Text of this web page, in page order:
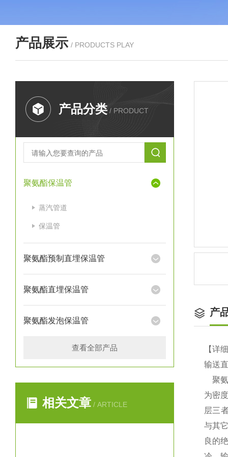
产品展示 / PRODUCTS PLAY
产品分类 / PRODUCT
聚氨酯保温管
蒸汽管道
保温管
聚氨酯预制直埋保温管
聚氨酯直埋保温管
聚氨酯发泡保温管
查看全部产品
相关文章 / ARTICLE
产
【详
输送
聚氨
为密
层三
与其
良的